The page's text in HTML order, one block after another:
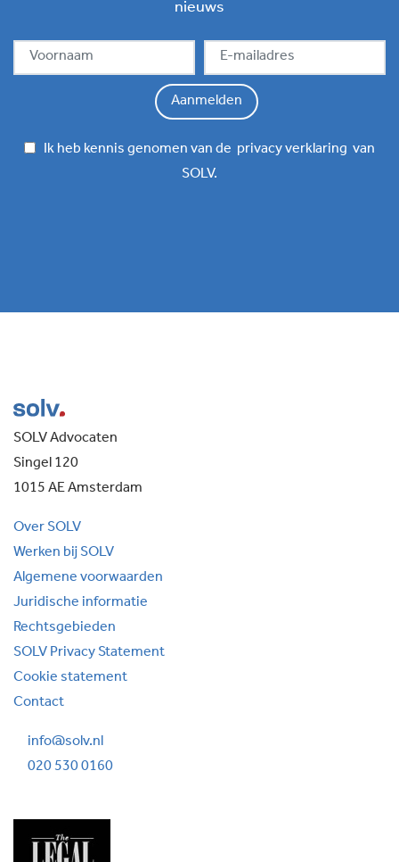
nieuws
Ik heb kennis genomen van de privacy verklaring van
SOLV.
SOLV Advocaten
Singel 120
1015 AE Amsterdam
Over SOLV
Werken bij SOLV
Algemene voorwaarden
Juridische informatie
Rechtsgebieden
SOLV Privacy Statement
Cookie statement
Contact
info@solv.nl
020 530 0160